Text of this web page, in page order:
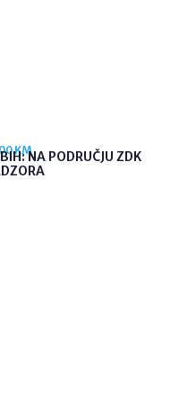
KMNA PODRUČJU ZDK